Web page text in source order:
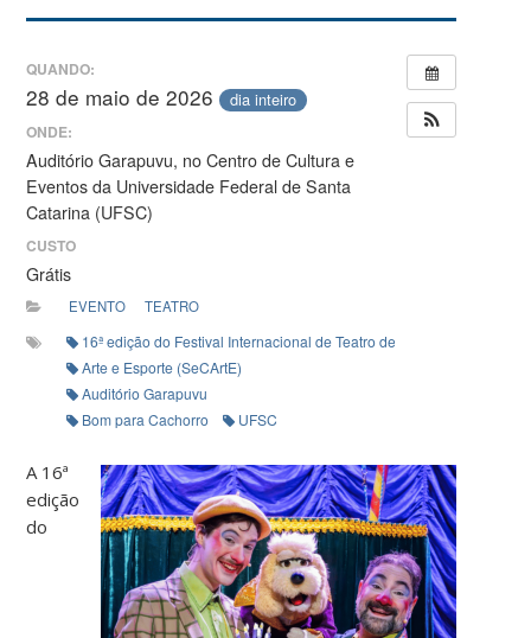
QUANDO:
28 de maio de 2026 dia inteiro
ONDE:
Auditório Garapuvu, no Centro de Cultura e
Eventos da Universidade Federal de Santa
Catarina (UFSC)
CUSTO
Grátis
EVENTO TEATRO
16ª edição do Festival Internacional de Teatro de Animação (FITA)
Arte e Esporte (SeCArtE)
Auditório Garapuvu
Bom para Cachorro
UFSC
A 16ª
edição
do